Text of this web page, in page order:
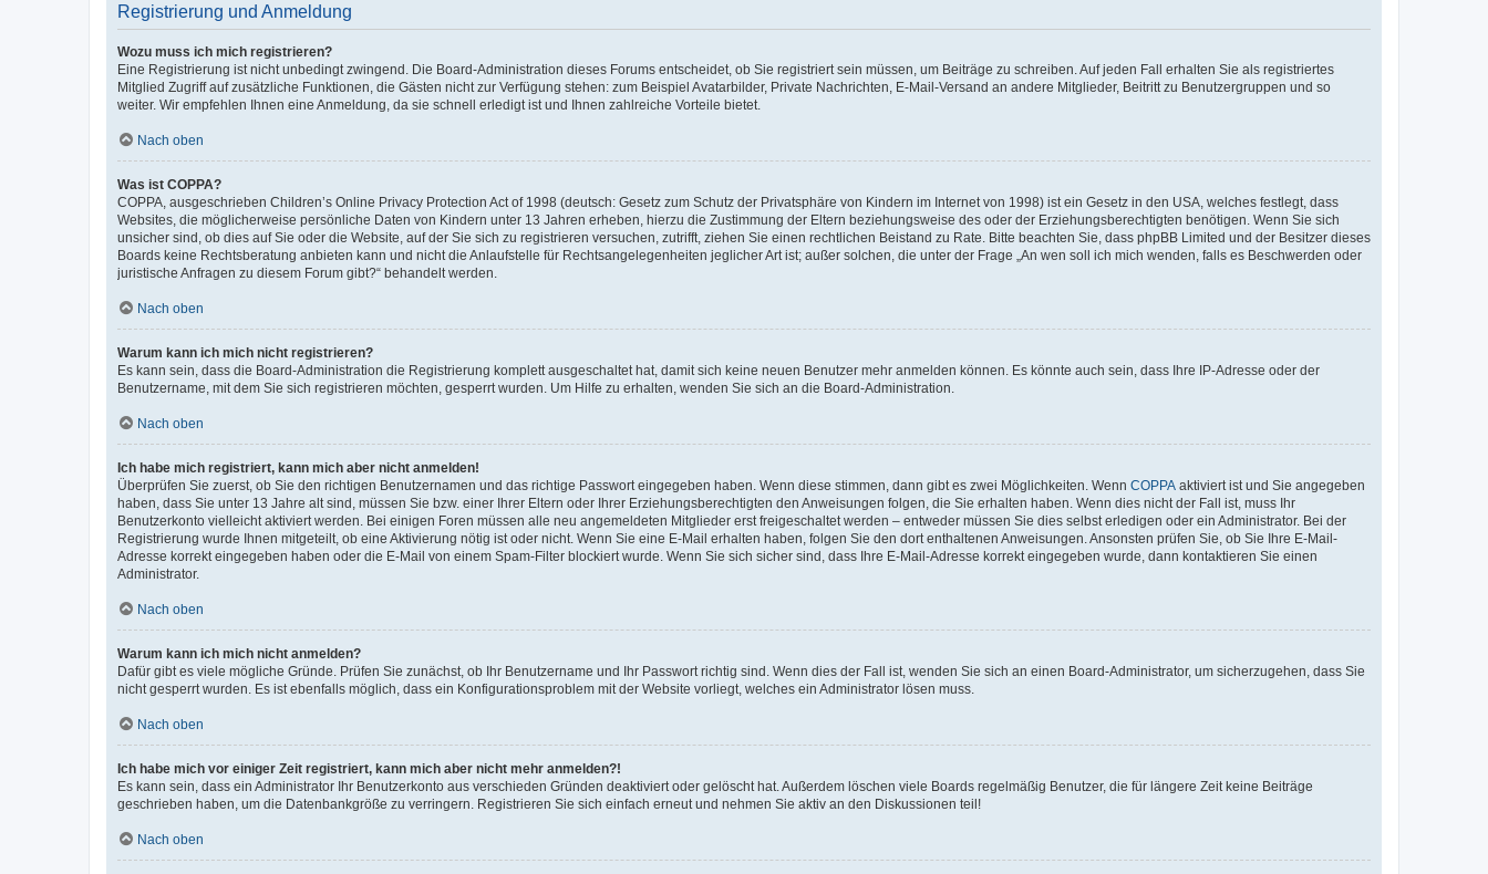
Registrierung und Anmeldung
Wozu muss ich mich registrieren?
Eine Registrierung ist nicht unbedingt zwingend. Die Board-Administration dieses Forums entscheidet, ob Sie registriert sein müssen, um Beiträge zu schreiben. Auf jeden Fall erhalten Sie als registriertes
Mitglied Zugriff auf zusätzliche Funktionen, die Gästen nicht zur Verfügung stehen: zum Beispiel Avatarbilder, Private Nachrichten, E-Mail-Versand an andere Mitglieder, Beitritt zu Benutzergruppen und so
weiter. Wir empfehlen Ihnen eine Anmeldung, da sie schnell erledigt ist und Ihnen zahlreiche Vorteile bietet.
Nach oben
Was ist COPPA?
COPPA, ausgeschrieben Children’s Online Privacy Protection Act of 1998 (deutsch: Gesetz zum Schutz der Privatsphäre von Kindern im Internet von 1998) ist ein Gesetz in den USA, welches festlegt, dass
Websites, die möglicherweise persönliche Daten von Kindern unter 13 Jahren erheben, hierzu die Zustimmung der Eltern beziehungsweise des oder der Erziehungsberechtigten benötigen. Wenn Sie sich
unsicher sind, ob dies auf Sie oder die Website, auf der Sie sich zu registrieren versuchen, zutrifft, ziehen Sie einen rechtlichen Beistand zu Rate. Bitte beachten Sie, dass phpBB Limited und der Besitzer dieses
Boards keine Rechtsberatung anbieten kann und nicht die Anlaufstelle für Rechtsangelegenheiten jeglicher Art ist; außer solchen, die unter der Frage „An wen soll ich mich wenden, falls es Beschwerden oder
juristische Anfragen zu diesem Forum gibt?“ behandelt werden.
Nach oben
Warum kann ich mich nicht registrieren?
Es kann sein, dass die Board-Administration die Registrierung komplett ausgeschaltet hat, damit sich keine neuen Benutzer mehr anmelden können. Es könnte auch sein, dass Ihre IP-Adresse oder der
Benutzername, mit dem Sie sich registrieren möchten, gesperrt wurden. Um Hilfe zu erhalten, wenden Sie sich an die Board-Administration.
Nach oben
Ich habe mich registriert, kann mich aber nicht anmelden!
Überprüfen Sie zuerst, ob Sie den richtigen Benutzernamen und das richtige Passwort eingegeben haben. Wenn diese stimmen, dann gibt es zwei Möglichkeiten. Wenn COPPA aktiviert ist und Sie angegeben
haben, dass Sie unter 13 Jahre alt sind, müssen Sie bzw. einer Ihrer Eltern oder Ihrer Erziehungsberechtigten den Anweisungen folgen, die Sie erhalten haben. Wenn dies nicht der Fall ist, muss Ihr
Benutzerkonto vielleicht aktiviert werden. Bei einigen Foren müssen alle neu angemeldeten Mitglieder erst freigeschaltet werden – entweder müssen Sie dies selbst erledigen oder ein Administrator. Bei der
Registrierung wurde Ihnen mitgeteilt, ob eine Aktivierung nötig ist oder nicht. Wenn Sie eine E-Mail erhalten haben, folgen Sie den dort enthaltenen Anweisungen. Ansonsten prüfen Sie, ob Sie Ihre E-Mail-
Adresse korrekt eingegeben haben oder die E-Mail von einem Spam-Filter blockiert wurde. Wenn Sie sich sicher sind, dass Ihre E-Mail-Adresse korrekt eingegeben wurde, dann kontaktieren Sie einen
Administrator.
Nach oben
Warum kann ich mich nicht anmelden?
Dafür gibt es viele mögliche Gründe. Prüfen Sie zunächst, ob Ihr Benutzername und Ihr Passwort richtig sind. Wenn dies der Fall ist, wenden Sie sich an einen Board-Administrator, um sicherzugehen, dass Sie
nicht gesperrt wurden. Es ist ebenfalls möglich, dass ein Konfigurationsproblem mit der Website vorliegt, welches ein Administrator lösen muss.
Nach oben
Ich habe mich vor einiger Zeit registriert, kann mich aber nicht mehr anmelden?!
Es kann sein, dass ein Administrator Ihr Benutzerkonto aus verschieden Gründen deaktiviert oder gelöscht hat. Außerdem löschen viele Boards regelmäßig Benutzer, die für längere Zeit keine Beiträge
geschrieben haben, um die Datenbankgröße zu verringern. Registrieren Sie sich einfach erneut und nehmen Sie aktiv an den Diskussionen teil!
Nach oben